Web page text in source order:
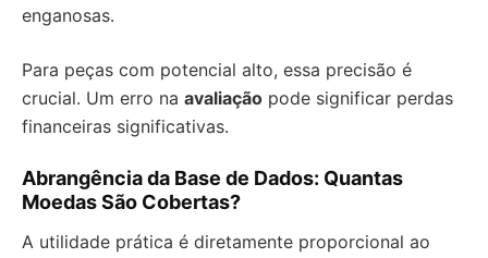
enganosas.
Para peças com potencial alto, essa precisão é
crucial. Um erro na avaliação pode significar perdas
financeiras significativas.
Abrangência da Base de Dados: Quantas
Moedas São Cobertas?
A utilidade prática é diretamente proporcional ao